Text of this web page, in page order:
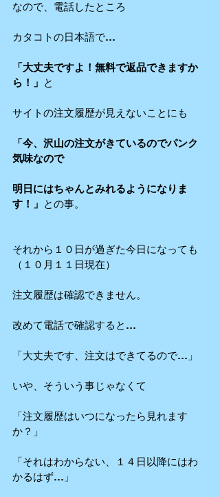
なので、電話したところ
カタコトの日本語で…
「大丈夫ですよ！無料で返品できますか
ら！」 と
サイトの注文履歴が見えないことにも
「今、沢山の注文がきているのでパンク
気味なので
明日にはちゃんとみれるようになりま
す！」 との事。
それから１０日が過ぎた今日になっても
（１０月１１日現在）
注文履歴は確認できません。
改めて電話で確認すると…
「大丈夫です、注文はできてるので…」
いや、そういう事じゃなくて
「注文履歴はいつになったら見れます
か？」
「それはわからない、１４日以降にはわ
かるはず…」